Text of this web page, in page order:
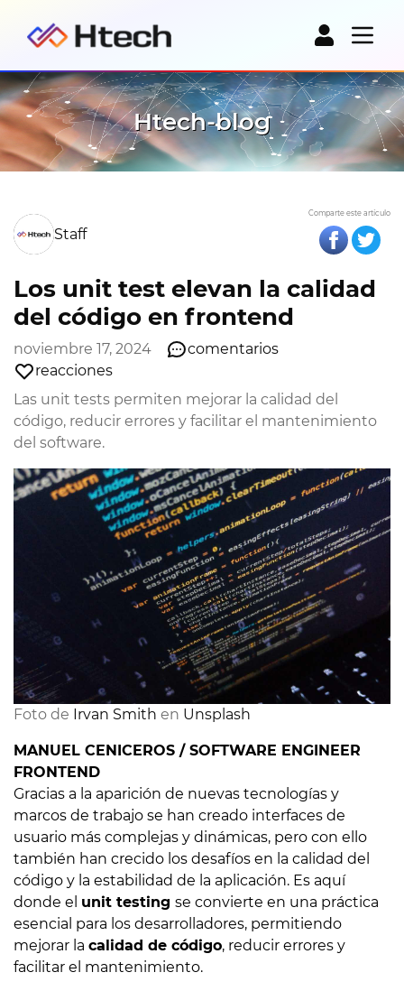
Htech-blog
Staff
Comparte este artículo
Los unit test elevan la calidad
del código en frontend
noviembre 17, 2024
comentarios
reacciones
Las unit tests permiten mejorar la calidad del
código, reducir errores y facilitar el mantenimiento
del software.
Foto de Irvan Smith en Unsplash
MANUEL CENICEROS / SOFTWARE ENGINEER
FRONTEND
Gracias a la aparición de nuevas tecnologías y
marcos de trabajo se han creado interfaces de
usuario más complejas y dinámicas, pero con ello
también han crecido los desafíos en la calidad del
código y la estabilidad de la aplicación. Es aquí
donde el unit testing se convierte en una práctica
esencial para los desarrolladores, permitiendo
mejorar la calidad de código, reducir errores y
facilitar el mantenimiento.